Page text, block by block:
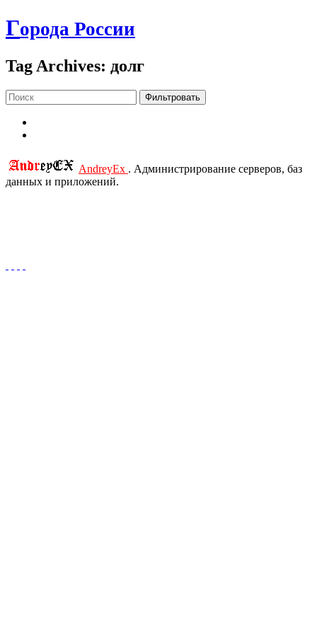
Города России
Tag Archives: долг
Фильтровать
AndreyEx . Администрирование серверов, баз
данных и приложений.